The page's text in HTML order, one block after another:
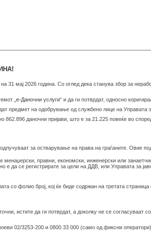
31 мај 2026 година. Со оглед дека станува збор за
„ е-Даночни услуги“ и да ги потврдат, односно
предмет на одобрување од службено лице на Управата
даночни пријави, што е за 21.225 повеќе во
за остварување на права на граѓаните. Овие
правни, економски, инженерски или
е да се регистрирате за цели на ДДВ, или Управата за
со фолио број, кој ќе биде содржан на третата
истите да ги потврдат, а доколку не се согласуваат
02/3253-200 и 0800 33 000 (само од фиксни оператори).